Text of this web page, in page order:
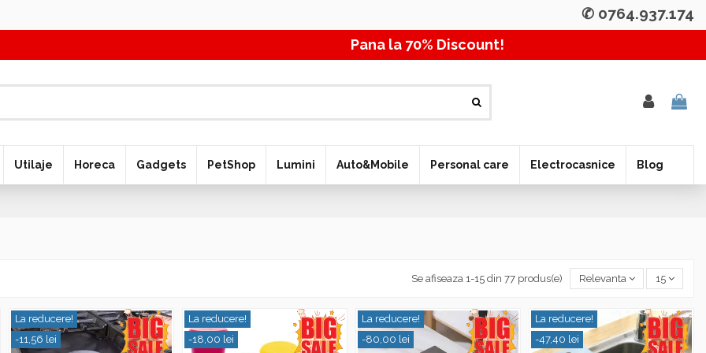
✆ 0764.937.174
Pana la 70% Discount!
Utilaje Horeca Gadgets PetShop Lumini Auto&Mobile Personal care Electrocasnice Blog
Se afiseaza 1-15 din 77 produs(e) Relevanta 15
La reducere!
-11,56 lei
La reducere!
-18,00 lei
La reducere!
-80,00 lei
La reducere!
-47,40 lei